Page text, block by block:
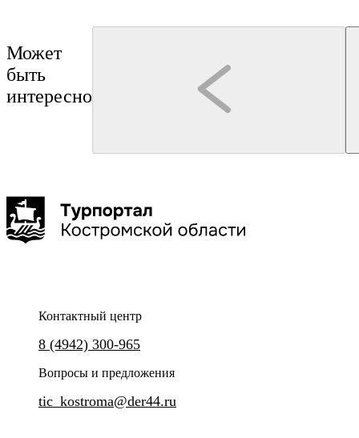
Может
быть
интересно
выдающимися святынями региона.
Контактный центр
8 (4942) 300-965
Вопросы и предложения
tic_kostroma@der44.ru